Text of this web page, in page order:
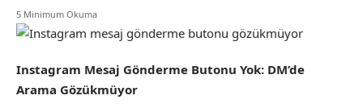
5 Minimum Okuma
Instagram Mesaj Gönderme Butonu Yok: DM’de
Arama Gözükmüyor